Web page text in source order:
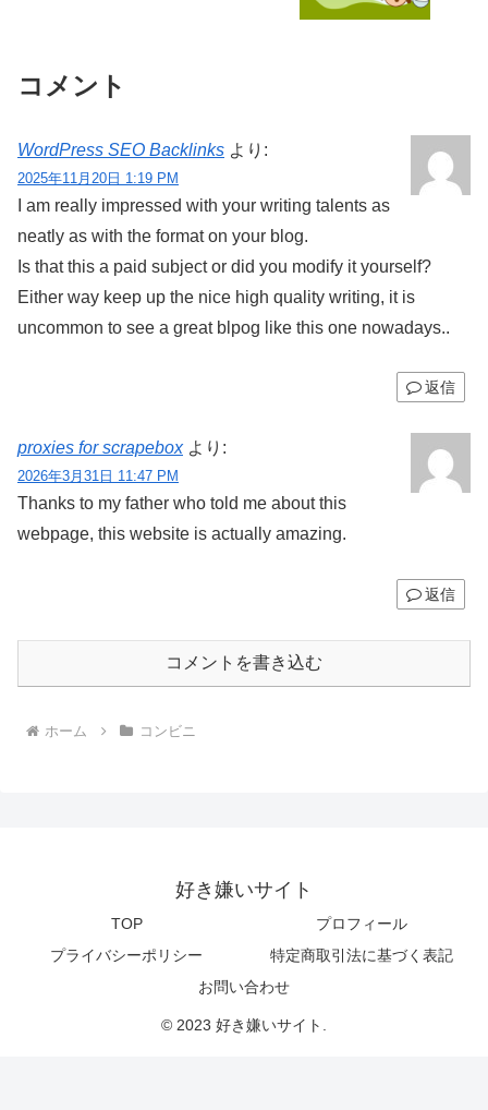
コメント
WordPress SEO Backlinks より:
2025年11月20日 1:19 PM
I am really impressed with your writing talents as
neatly as with the format on your blog.
Is that this a paid subject or did you modify it yourself?
Either way keep up the nice high quality writing, it is
uncommon to see a great blpog like this one nowadays..
返信
proxies for scrapebox より:
2026年3月31日 11:47 PM
Thanks to my father who told me about this
webpage, this website is actually amazing.
返信
コメントを書き込む
ホーム コンビニ
好き嫌いサイト
TOP
プロフィール
プライバシーポリシー
特定商取引法に基づく表記
お問い合わせ
© 2023 好き嫌いサイト.